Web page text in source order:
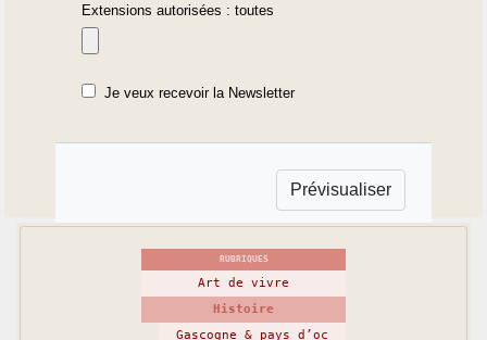
Extensions autorisées : toutes
Je veux recevoir la Newsletter
RUBRIQUES
Art de vivre
Histoire
Gascogne & pays d’oc